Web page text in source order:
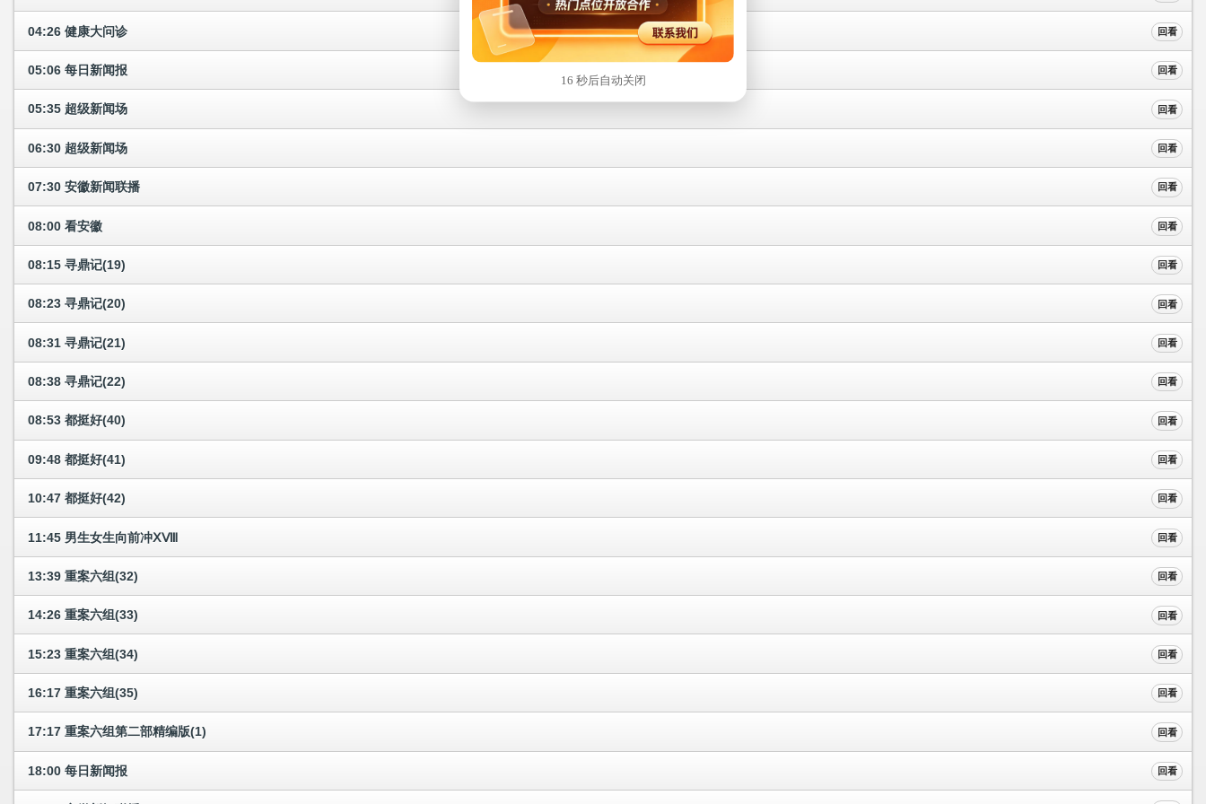
04:26 健康大问诊 回看
05:06 每日新闻报 回看
05:35 超级新闻场 回看
06:30 超级新闻场 回看
07:30 安徽新闻联播 回看
08:00 看安徽 回看
08:15 寻鼎记(19) 回看
08:23 寻鼎记(20) 回看
08:31 寻鼎记(21) 回看
08:38 寻鼎记(22) 回看
08:53 都挺好(40) 回看
09:48 都挺好(41) 回看
10:47 都挺好(42) 回看
11:45 男生女生向前冲ⅩⅧ 回看
13:39 重案六组(32) 回看
14:26 重案六组(33) 回看
15:23 重案六组(34) 回看
16:17 重案六组(35) 回看
17:17 重案六组第二部精编版(1) 回看
18:00 每日新闻报 回看
15 秒后自动关闭